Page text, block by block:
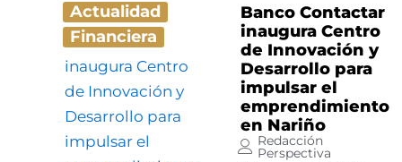
Actualidad
Financiera
Banco Contactar
inaugura Centro
de Innovación y
Desarrollo para
impulsar el
emprendimiento
en Nariño
Redacción
Perspectiva